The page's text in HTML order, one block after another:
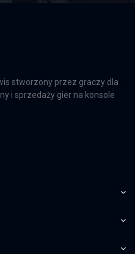
stworzony przez graczy dla
i sprzedaży gier na konsole